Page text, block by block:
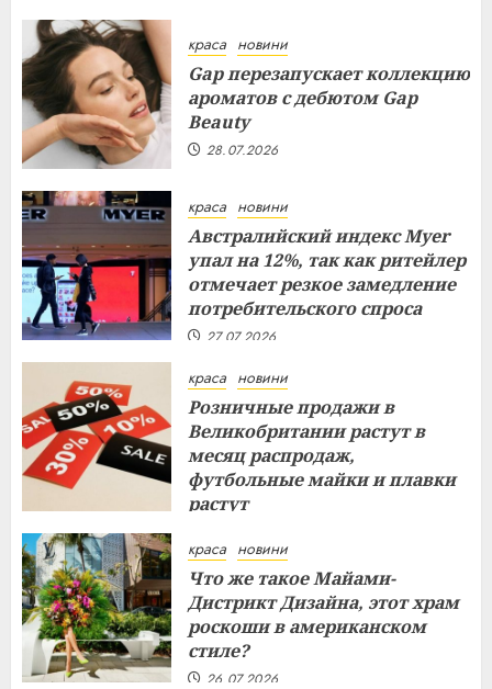
краса новини
Gap перезапускает коллекцию
ароматов с дебютом Gap
Beauty
28.07.2026
краса новини
Австралийский индекс Myer
упал на 12%, так как ритейлер
отмечает резкое замедление
потребительского спроса
27.07.2026
краса новини
Розничные продажи в
Великобритании растут в
месяц распродаж,
футбольные майки и плавки
растут
краса новини
Что же такое Майами-
Дистрикт Дизайна, этот храм
роскоши в американском
стиле?
26.07.2026